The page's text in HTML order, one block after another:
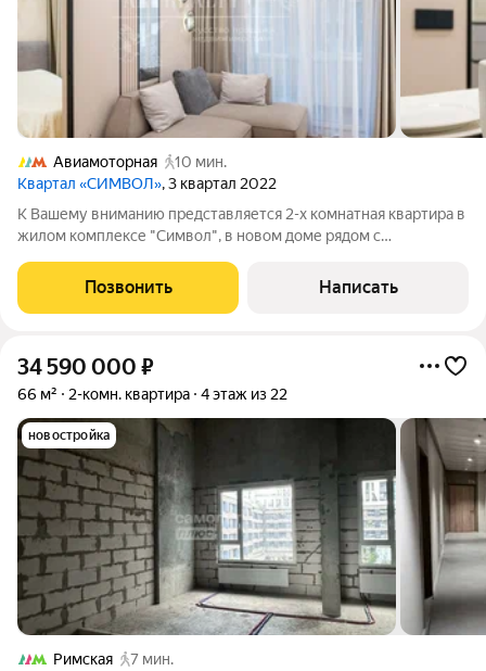
Авиамоторная
10 мин.
Квартал «СИМВОЛ», 3 квартал 2022
К Вашему вниманию представляется 2-х комнатная квартира в
жилом комплексе "Символ", в новом доме рядом с
Квартира делалась для себя - с современным , дизайнерским
ремонтом. Установлена система
Позвонить Написать
34 590 000 ₽
66 м² 2-комн. квартира 4 этаж из 22
новостройка
Римская
7 мин.